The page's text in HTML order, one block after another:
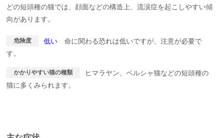
どの短頭種の猫では、顔面などの構造上、流涙症を起こしやすい傾
向があります。
危険度 低い 命に関わる恐れは低いですが、注意が必要で
す。
かかりやすい猫の種類
ヒマラヤン、ペルシャ猫などの短頭種の
猫に多くみられます。